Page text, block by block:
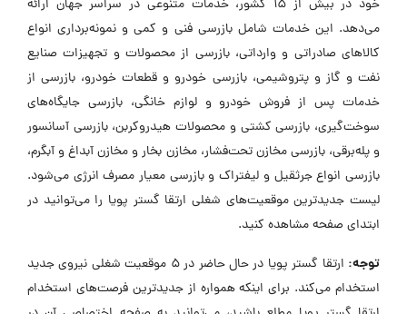
شرکت ارتقا گستر پویا با نزدیک به سه دهه فعالیت در حوزه بازرسی
فنی و مهندسی و با بهره‌برداری از شبکه گسترده شعب و نمایندگی‌های
خود در بیش از ۱۵ کشور، خدمات متنوعی در سراسر جهان ارائه
می‌دهد. این خدمات شامل بازرسی فنی و کمی و نمونه‌برداری انواع
کالاهای صادراتی و وارداتی، بازرسی از محصولات و تجهیزات صنایع
نفت و گاز و پتروشیمی، بازرسی خودرو و قطعات خودرو، بازرسی از
خدمات پس از فروش خودرو و لوازم خانگی، بازرسی جایگاه‌های
سوخت‌گیری، بازرسی کشتی و محصولات هیدروکربن، بازرسی آسانسور
بازرسی انواع جرثقیل و لیفتراک و بازرسی معیار مصرف انرژی می‌شود.
لیست جدیدترین موقعیت‌های شغلی ارتقا گستر پویا را می‌توانید در